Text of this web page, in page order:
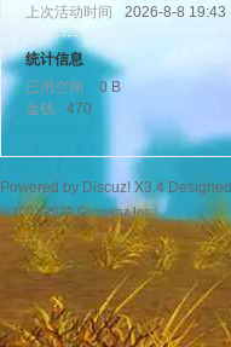
上次活动时间
2026-8-8 19:43
统计信息
已用空间
0 B
金钱
470
Powered by Discuz! X3.4
© 2001-2025Comsenz Inc.